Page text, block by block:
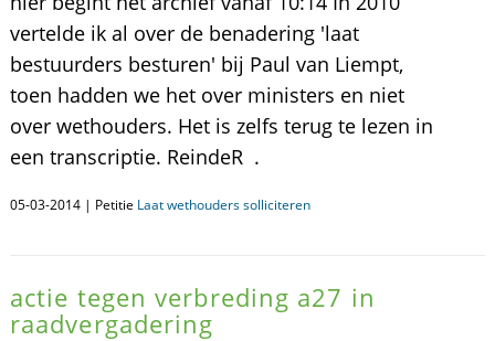
vertelde ik al over de benadering 'laat
bestuurders besturen' bij Paul van Liempt,
toen hadden we het over ministers en niet
over wethouders. Het is zelfs terug te lezen in
een transcriptie. ReindeR .
05-03-2014 | Petitie Laat wethouders solliciteren
actie tegen verbreding a27 in
raadvergadering